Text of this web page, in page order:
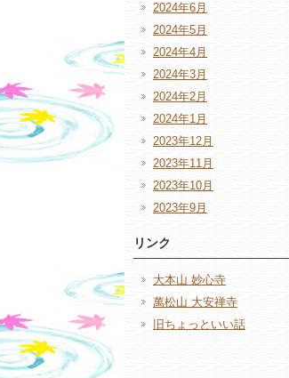
2024年6月
2024年5月
2024年4月
2024年3月
2024年2月
2024年1月
2023年12月
2023年11月
2023年10月
2023年9月
リンク
大本山 妙心寺
萬松山 大安禅寺
旧ちょっといい話